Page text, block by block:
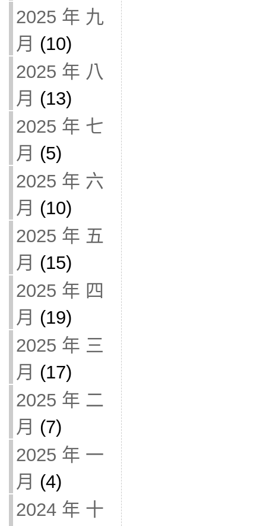
2025 年 九
月 (10)
2025 年 八
月 (13)
2025 年 七
月 (5)
2025 年 六
月 (10)
2025 年 五
月 (15)
2025 年 四
月 (19)
2025 年 三
月 (17)
2025 年 二
月 (7)
2025 年 一
月 (4)
2024 年 十